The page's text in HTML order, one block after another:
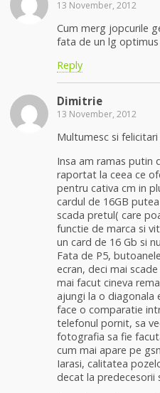
13 November, 2012
Cum merg jopcurile
fata de un lg optimus
Reply
Dimitrie
13 November, 2012
Multumesc si
Insa am ramas putin
raportat la ceea ce
pentru cativa cm in
cardul de 16GB
scada pretul( care
functie de marca si
un card de 16 Gb si
Fata de P5,
ecran, deci mai
mai facut cineva
ajungi la o diagonala
face o comparatie
telefonul pornit, sa
fotografia sa fie
cum mai apare pe
Iarasi, calitatea
decat la predecesorii